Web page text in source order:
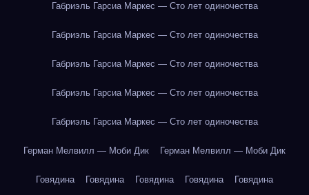
Габриэль Гарсиа Маркес — Сто лет одиночества
Габриэль Гарсиа Маркес — Сто лет одиночества
Габриэль Гарсиа Маркес — Сто лет одиночества
Габриэль Гарсиа Маркес — Сто лет одиночества
Габриэль Гарсиа Маркес — Сто лет одиночества
Герман Мелвилл — Моби Дик Герман Мелвилл — Моби Дик
Говядина Говядина Говядина Говядина Говядина